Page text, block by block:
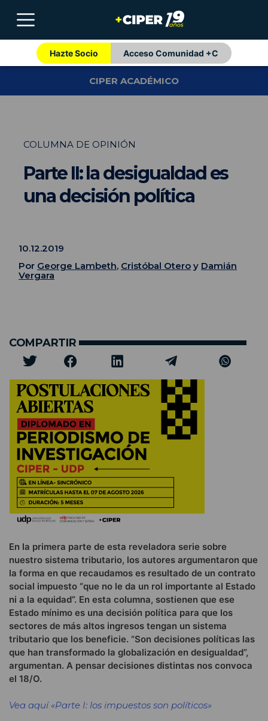
Hazte Socio Acceso Comunidad +C
CIPER ACADÉMICO
COLUMNA DE OPINIÓN
Parte II: la desigualdad es
una decisión política
10.12.2019
Por George Lambeth, Cristóbal Otero y Damián
Vergara
COMPARTIR
En la primera parte de esta reveladora serie sobre
nuestro sistema tributario, los autores argumentaron que
la forma en que recaudamos es resultado de un contrato
social impuesto “que no le da un rol importante al Estado
ni a la equidad”. En esta columna, sostienen que ese
Estado mínimo es una decisión política para que los
sectores de más altos ingresos tengan un sistema
tributario que los beneficie. “Son decisiones políticas las
que han transformado la globalización en desigualdad”,
argumentan. A pensar decisiones distintas nos convoca
el 18/O.
Vea aquí «Parte I: los impuestos son políticos»